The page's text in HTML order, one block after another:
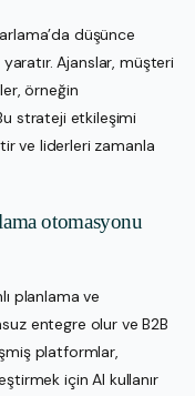
düşünce
Ajanslar, müşteri
örneğin
strateji etkileşimi
ve liderleri zamanla
otomasyonu
planlama ve
entegre olur ve B2B
platformlar,
için AI kullanır